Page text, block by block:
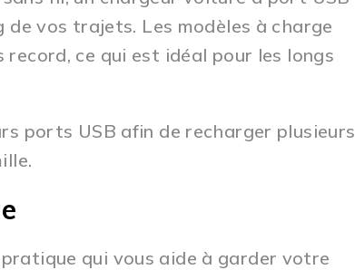
vos trajets. Les modèles à charge
ce qui est idéal pour les longs
ports USB afin de recharger plusieurs
qui vous aide à garder votre